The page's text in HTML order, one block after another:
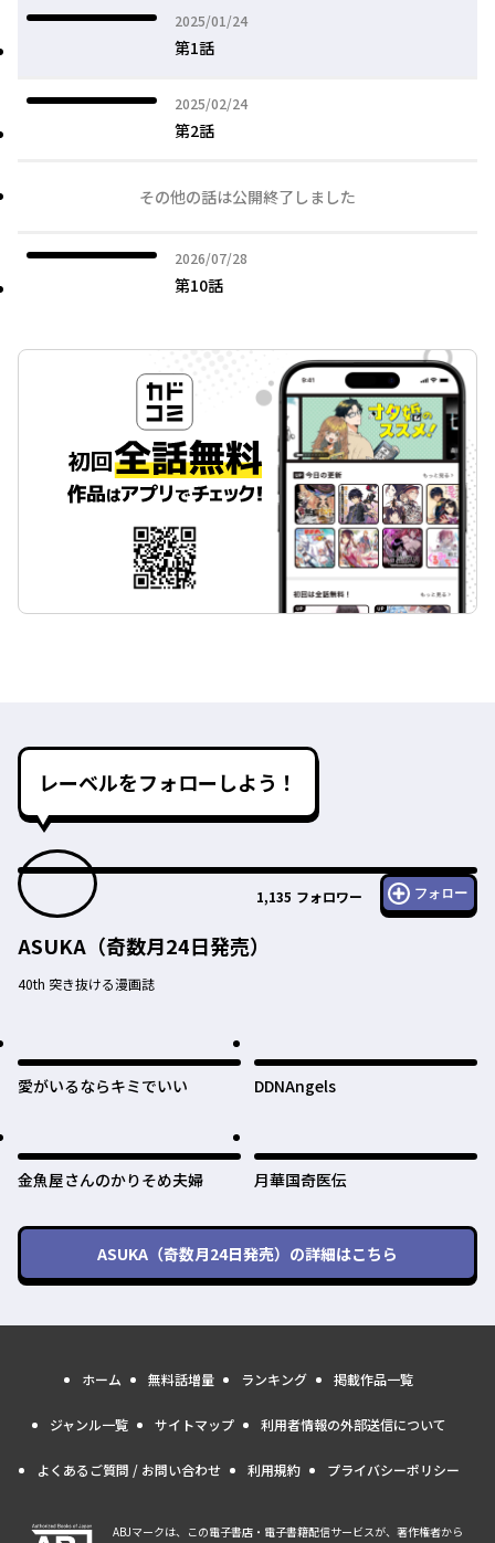
2025/01/24
2025年01月24日
第1話
2025/02/24
2025年02月24日
第2話
その他の話は公開終了しました
2026/07/28
2026年07月28日
第10話
レーベルをフォローしよう！
1,135 フォロワー フォロー
ASUKA（奇数月24日発売）
40th 突き抜ける漫画誌
愛がいるならキミでいい DDNAngels
金魚屋さんのかりそめ夫婦 月華国奇医伝
ASUKA（奇数月24日発売） の詳細はこちら
ホーム 無料話増量 ランキング 掲載作品一覧
ジャンル一覧 サイトマップ 利用者情報の外部送信について
よくあるご質問 / お問い合わせ 利用規約 プライバシーポリシー
ABJマークは、この電子書店・電子書籍配信サービスが、著作権者から